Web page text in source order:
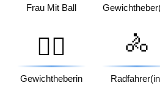
Frau Mit Ball
🏋️‍♀️
Gewichtheberin
🚴